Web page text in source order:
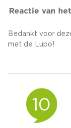
Reactie van
Bedankt voor
met de Lupo!
10